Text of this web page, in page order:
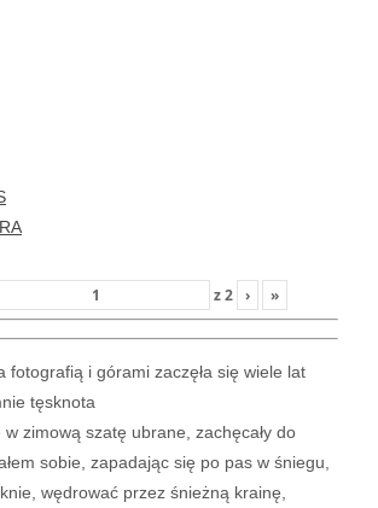
z2 › »
fotografią i górami zaczęła się wiele lat
tęsknota
zimową szatę ubrane, zachęcały do
sobie, zapadając się po pas w śniegu,
wędrować przez śnieżną krainę,